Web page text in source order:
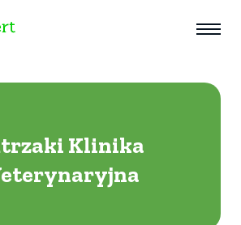
Klinika